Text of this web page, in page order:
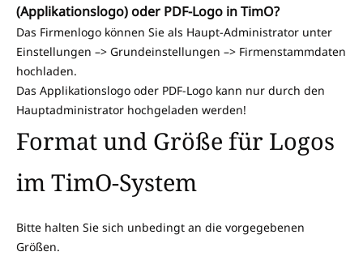
(Applikationslogo) oder PDF-Logo in TimO?
Das Firmenlogo können Sie als Haupt-Administrator unter
Einstellungen –> Grundeinstellungen –> Firmenstammdaten
hochladen.
Das Applikationslogo oder PDF-Logo kann nur durch den
Hauptadministrator hochgeladen werden!
Format und Größe für Logos
im TimO-System
Bitte halten Sie sich unbedingt an die vorgegebenen
Größen.